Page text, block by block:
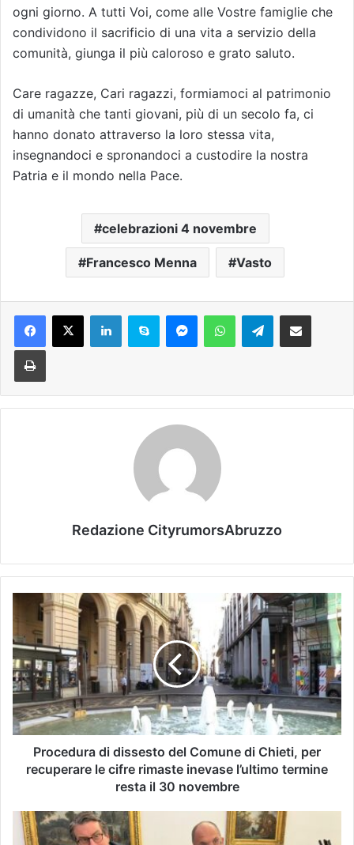
ogni giorno. A tutti Voi, come alle Vostre famiglie che
condividono il sacrificio di una vita a servizio della
comunità, giunga il più caloroso e grato saluto.
Care ragazze, Cari ragazzi, formiamoci al patrimonio
di umanità che tanti giovani, più di un secolo fa, ci
hanno donato attraverso la loro stessa vita,
insegnandoci e spronandoci a custodire la nostra
Patria e il mondo nella Pace.
celebrazioni 4 novembre
Francesco Menna Vasto
Telegram
Redazione CityrumorsAbruzzo
Procedura di dissesto del Comune di Chieti, per
recuperare le cifre rimaste inevase l’ultimo termine
resta il 30 novembre